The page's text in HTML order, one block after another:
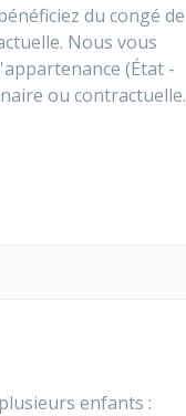
du congé de
Nous vous
(État -
ou contractuelle.
enfants :